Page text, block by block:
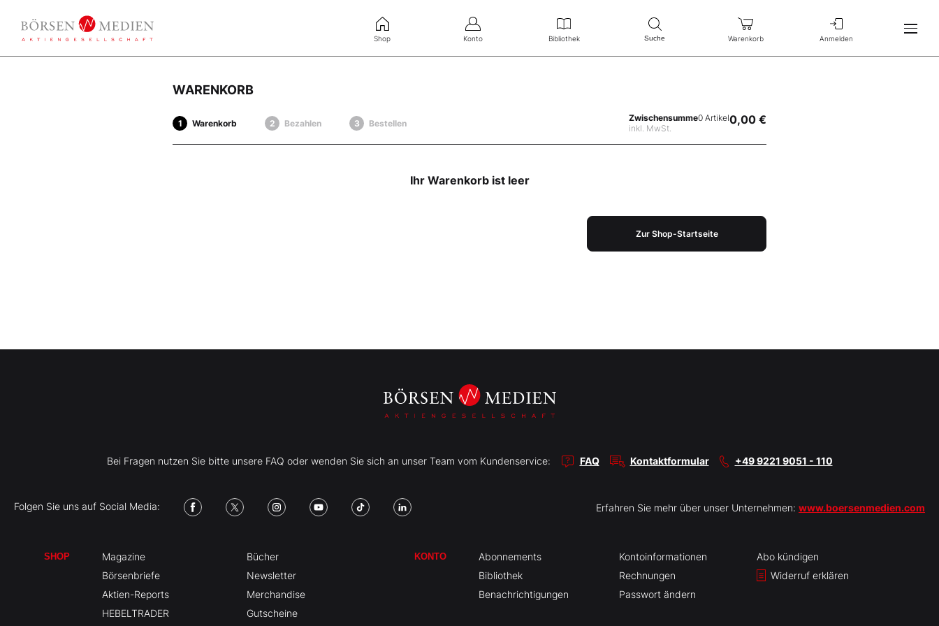
Shop Konto Bibliothek Suche Warenkorb Anmelden
WARENKORB
Warenkorb Bezahlen Bestellen
Zwischensumme
inkl. MwSt.
0 Artikel0,00 €
Ihr Warenkorb ist leer
Zur Shop-Startseite
Bei Fragen nutzen Sie bitte unsere FAQ oder wenden Sie sich an unser Team vom Kundenservice: FAQ Kontaktformular +49 9221 9051 - 110
Folgen Sie uns auf Social Media: Erfahren Sie mehr über unser Unternehmen: www.boersenmedien.com
SHOP
Magazine
Börsenbriefe
Aktien-Reports
HEBELTRADER
Bücher
Newsletter
Merchandise
Gutscheine
KONTO
Abonnements
Bibliothek
Benachrichtigungen
Kontoinformationen
Rechnungen
Passwort ändern
Abo kündigen
Widerruf erklären